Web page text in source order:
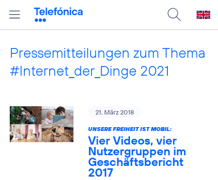
Pressemitteilungen zum Thema
#Internet_der_Dinge 2021
21. März 2018
UNSERE FREIHEIT IST MOBIL:
Vier Videos, vier
Nutzergruppen im
Geschäftsbericht
2017